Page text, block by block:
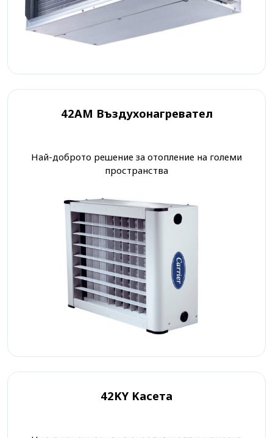
42AM Въздухонагревател
Най-доброто решение за отопление на големи
пространства
42KY Kасета